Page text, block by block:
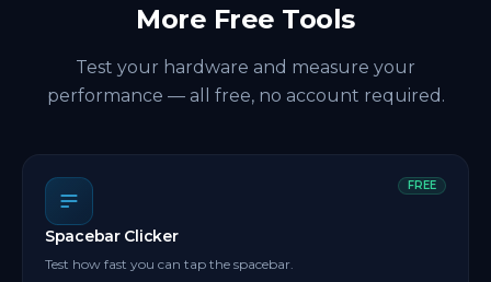
More Free Tools
Test your hardware and measure your
performance — all free, no account required.
FREE
Spacebar Clicker
Test how fast you can tap the spacebar.